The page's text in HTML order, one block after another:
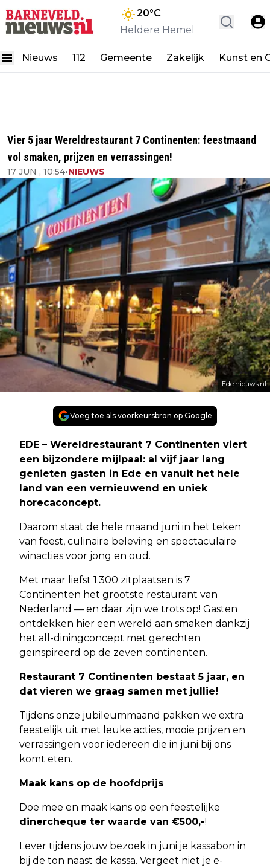
20°C
Heldere Hemel
Nieuws 112 Gemeente Zakelijk Kunst en
Vier 5 jaar Wereldrestaurant 7 Continenten: feestmaand
vol smaken, prijzen en verrassingen!
17 JUN , 10:54•NIEUWS
Ede.nieuws.nl
Voeg toe als voorkeursbron op Google
EDE – Wereldrestaurant 7 Continenten viert
een bijzondere mijlpaal: al vijf jaar lang
genieten gasten in Ede en vanuit het hele
land van een vernieuwend en uniek
horecaconcept.
Daarom staat de hele maand juni in het teken
van feest, culinaire beleving en spectaculaire
winacties voor jong en oud.
Met maar liefst 1.300 zitplaatsen is 7
Continenten het grootste restaurant van
Nederland — en daar zijn we trots op! Gasten
ontdekken hier een wereld aan smaken dankzij
het all-diningconcept met gerechten
geïnspireerd op de zeven continenten.
Restaurant 7 Continenten bestaat 5 jaar, en
dat vieren we graag samen met jullie!
Tijdens onze jubileummaand pakken we extra
feestelijk uit met leuke acties, mooie prijzen en
verrassingen voor iedereen die in juni bij ons
komt eten.
Maak kans op de hoofdprijs
Doe mee en maak kans op een feestelijke
dinercheque ter waarde van €500,-!
Lever tijdens jouw bezoek in juni je kassabon in
bij de ton naast de kassa. Vergeet niet je e-